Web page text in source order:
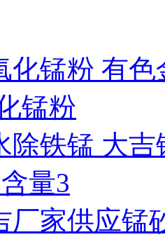
化锰粉 有
锰粉
除铁锰 大
量3
厂家供应锰